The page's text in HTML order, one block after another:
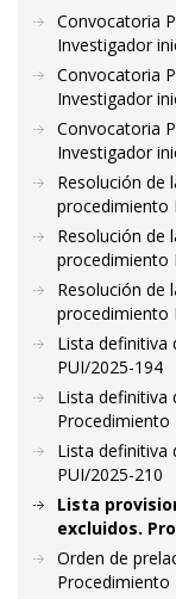
Convocatoria
Investigador
Convocatoria
Investigador
Convocatoria
Investigador
Resolución de
procedimiento
Resolución de
procedimiento
Resolución de
procedimiento
Lista definitiva
PUI/2025-194
Lista definitiva
Procedimiento
Lista definitiva
PUI/2025-210
Lista
excluidos.
Orden de
Procedimiento